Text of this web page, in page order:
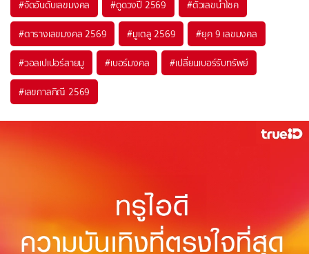
#จัดอันดับเลขมงคล #ดูดวงปี 2569 #ตัวเลขนำโชค
#ตารางเลขมงคล 2569 #มูเตลู 2569 #ยุค 9 เลขมงคล
#วอลเปเปอร์สายมู #เบอร์มงคล #เปลี่ยนเบอร์รับทรัพย์
#เลขกาลกิณี 2569